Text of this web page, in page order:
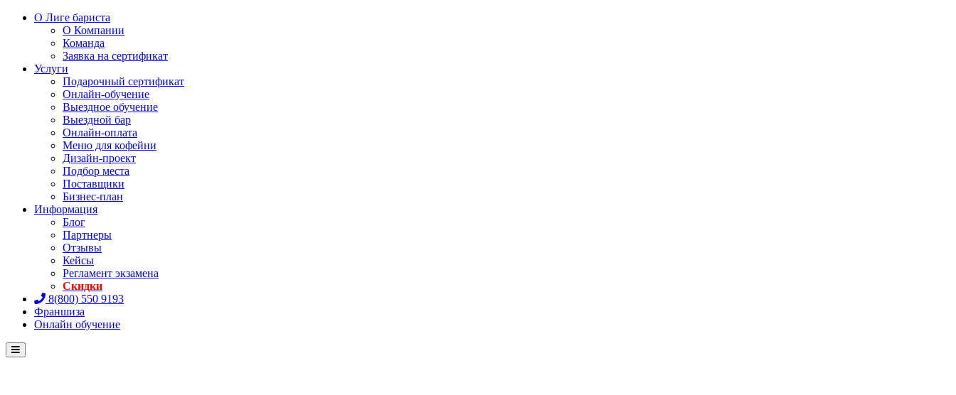
О Лиге бариста
О Компании
Команда
Заявка на сертификат
Услуги
Подарочный сертификат
Онлайн-обучение
Выездное обучение
Выездной бар
Онлайн-оплата
Меню для кофейни
Дизайн-проект
Подбор места
Поставщики
Бизнес-план
Информация
Блог
Партнеры
Отзывы
Кейсы
Регламент экзамена
Скидки
8(800) 550 9193
Франшиза
Онлайн обучение
Menu